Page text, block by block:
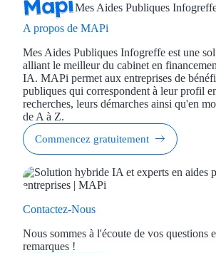
Mes Aides Publiques
A propos de MAPi
Mes Aides Publiques Infogreffe est une
alliant le meilleur du cabinet en
IA. MAPi permet aux entreprises de
publiques qui correspondent à leur profil
recherches, leurs démarches ainsi qu'en
de A à Z.
Commencez gratuitement
Contactez-Nous
Nous sommes à l'écoute de vos questions
remarques !